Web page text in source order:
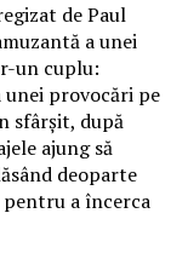
de Paul
a unei
un cuplu:
provocări pe
sfârșit, după
ajung să
deoparte
a încerca